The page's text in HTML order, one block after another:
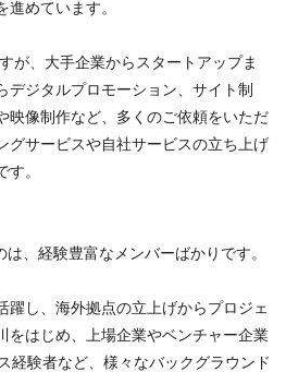
めています。
が、大手企業からスタートアップま
デジタルプロモーション、サイト制
映像制作など、多くのご依頼をいただ
グサービスや自社サービスの立ち上げ
。
、経験豊富なメンバーばかりです。
躍し、海外拠点の立上げからプロジェ
をはじめ、上場企業やベンチャー企業
経験者など、様々なバックグラウンド